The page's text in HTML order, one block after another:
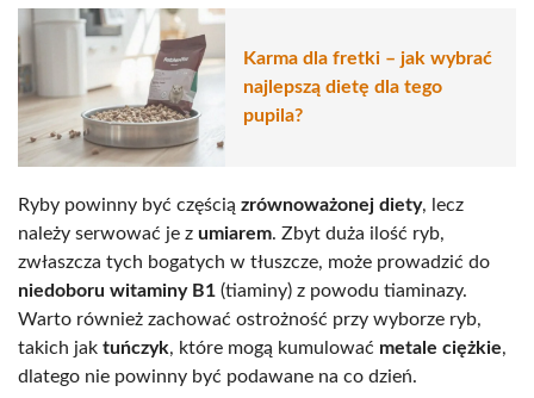
Karma dla fretki – jak wybrać
najlepszą dietę dla tego
pupila?
Ryby powinny być częścią zrównoważonej diety, lecz
należy serwować je z umiarem. Zbyt duża ilość ryb,
zwłaszcza tych bogatych w tłuszcze, może prowadzić do
niedoboru witaminy B1 (tiaminy) z powodu tiaminazy.
Warto również zachować ostrożność przy wyborze ryb,
takich jak tuńczyk, które mogą kumulować metale ciężkie,
dlatego nie powinny być podawane na co dzień.